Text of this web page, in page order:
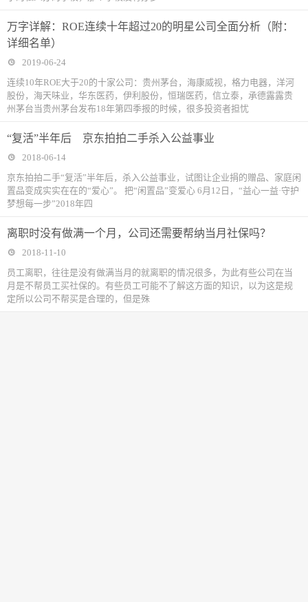
万字详解：ROE连续十年超过20的明星公司全面分析（附：
详细名单）
2019-06-24
连续10年ROE大于20的十家公司：贵州茅台，海康威视，格力电器，洋河
股份，海天味业，华东医药，伊利股份，恒瑞医药，信立泰，承德露露贵
州茅台当贵州茅台发布18年第四季报的时候，很多投资者担忧
“复活”半年后 京东拍拍二手杀入公益事业
2018-06-14
京东拍拍二手“复活”半年后，杀入公益事业，试图让企业捐的赠品、家庭闲
置品变成实实在在的“爱心”。 把“闲置品”变爱心 6月12日，“益心一益·守护
梦想每一步”2018年四
离职时没有做满一个月，公司还需要帮纳当月社保吗？
2018-11-10
​员工离职，往往是没有做满当月的就离职的情况很多，为此有些公司在当
月是不帮员工买社保的。有些员工可能不了解这方面的知识，以为这是规
定所以公司不帮买是合理的，但是殊